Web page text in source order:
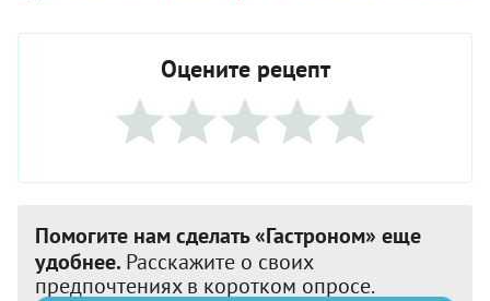
Оцените рецепт
Помогите нам сделать «Гастроном» еще
удобнее. Расскажите о своих
предпочтениях в коротком опросе.